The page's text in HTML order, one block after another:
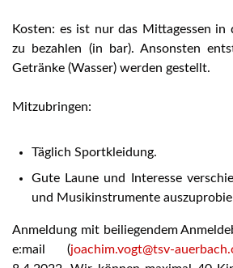
Kosten: es ist nur das Mittagessen in
zu bezahlen (in bar). Ansonsten
Getränke (Wasser) werden gestellt.
Mitzubringen:
Täglich Sportkleidung.
Gute Laune und Interesse
und Musikinstrumente
Anmeldung mit beiliegendem
e:mail (joachim.vogt@tsv-